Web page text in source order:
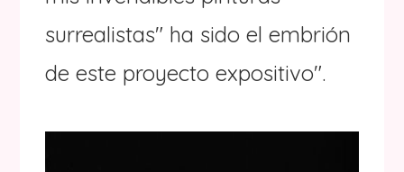
surrealistas" ha sido el embrión
de este proyecto expositivo".